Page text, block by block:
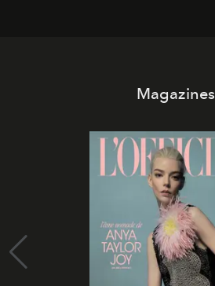
Magazines